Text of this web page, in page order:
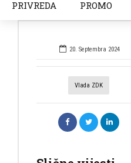
PRIVREDA PROMO
20. Septembra 2024
Vlada ZDK